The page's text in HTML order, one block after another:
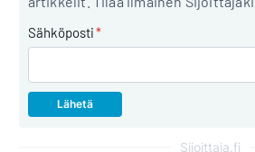
Sähköposti*
Sijoittaja.fi